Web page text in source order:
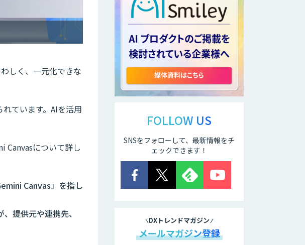
しく、一元化できな
ています。AIを活用
Canvasについて詳し
Canvas」を指し
提供元や連携先、
FOLLOW US
SNSをフォローして、最新情報をチ
ェックできます！
DXトレンドマガジン
メールマガジン登録